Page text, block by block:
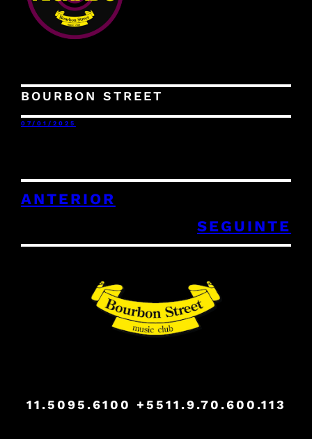
BOURBON STREET
07/01/2025
ANTERIOR
SEGUINTE
11.5095.6100 +5511.9.70.600.113